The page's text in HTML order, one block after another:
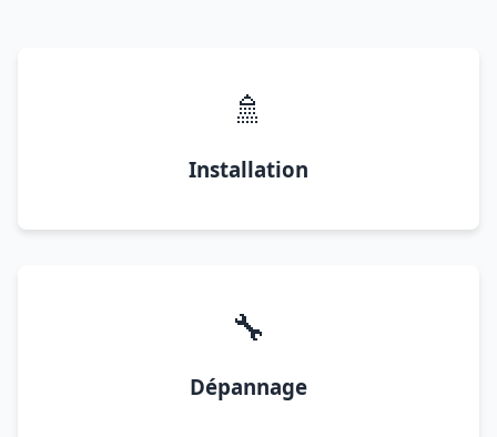
🚿
Installation
🔧
Dépannage